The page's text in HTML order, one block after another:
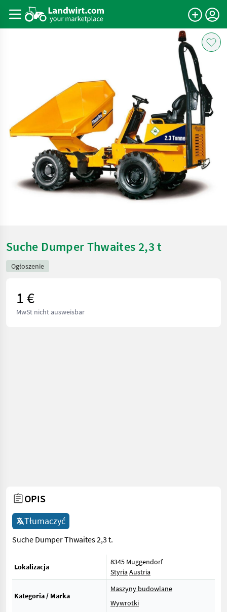
Suche Dumper Thwaites 2,3 t
Ogłoszenie
1 €
MwSt nicht ausweisbar
OPIS
Tłumaczyć
Suche Dumper Thwaites 2,3 t.
Lokalizacja
8345 Muggendorf
Styria Austria
Kategoria / Marka
Maszyny budowlane
Wywrotki